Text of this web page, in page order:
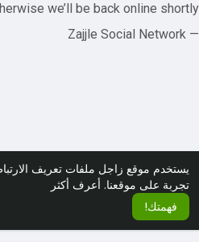
يستخدم موقع زاجل ملفات تعريف
تجربة على موقعنا. أعرف أكثر
فهمتك!
we’ll be back online shortly!
— Zajjle Social Network